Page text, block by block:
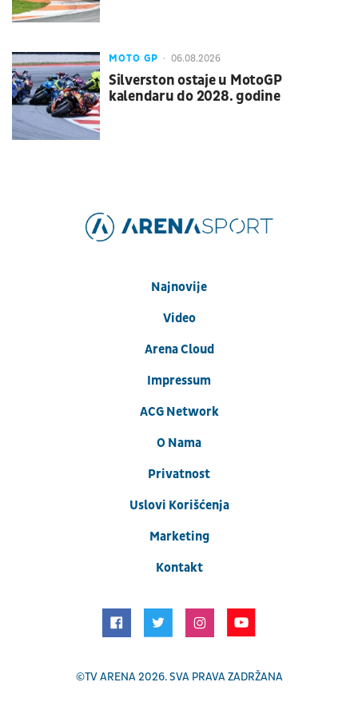
MOTO GP 06.08.2026
Silverston ostaje u MotoGP
kalendaru do 2028. godine
Najnovije
Video
Arena Cloud
Impressum
ACG Network
O Nama
Privatnost
Uslovi Korišćenja
Marketing
Kontakt
©TV ARENA2026. SVA PRAVA ZADRŽANA